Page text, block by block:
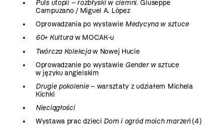
Puls utopii – rozbłyski w ciemni. Giuseppe
Campuzano / Miguel A. López
Oprowadzania po wystawie Medycyna w sztuce
60+ Kulturaw MOCAK-u
Twórcza Kolekcjaw Nowej Hucie
Oprowadzanie po wystawie Gender w sztuce
w języku angielskim
Drugie pokolenie– warsztaty z udziałem Michela
Kichki
Nieciągłości
Wystawa prac dzieci Dom i ogród moich marzeń(4)